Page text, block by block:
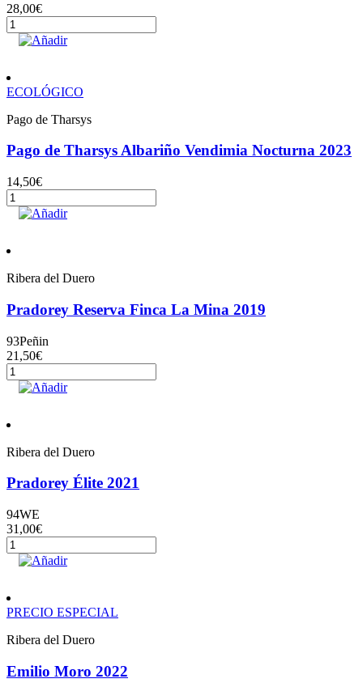
28,00€
Tharsys
Único
2019
cantidad
Añadir
ECOLÓGICO
Pago de Tharsys
Pago de Tharsys Albariño Vendimia Nocturna 2023
14,50€
Pago
de
Vendimia
2023
Añadir
Ribera del Duero
Pradorey Reserva Finca La Mina 2019
93Peñin
21,50€
Pradorey
Reserva
Mina
cantidad
Añadir
Ribera del Duero
Pradorey Élite 2021
94WE
31,00€
Pradorey
Élite Añadir
PRECIO ESPECIAL
Ribera del Duero
Emilio Moro 2022